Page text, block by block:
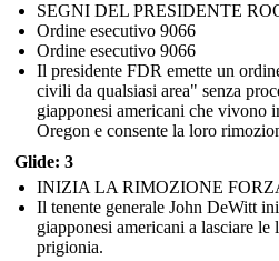
SEGNI DEL PRESIDENTE
Ordine esecutivo 9066
Ordine esecutivo 9066
Il presidente FDR emette un
civili da qualsiasi area" senza
giapponesi americani che vivono
Oregon e consente la loro
Glide: 3
INIZIA LA RIMOZIONE
Il tenente generale John DeWitt
giapponesi americani a lasciare
prigionia.